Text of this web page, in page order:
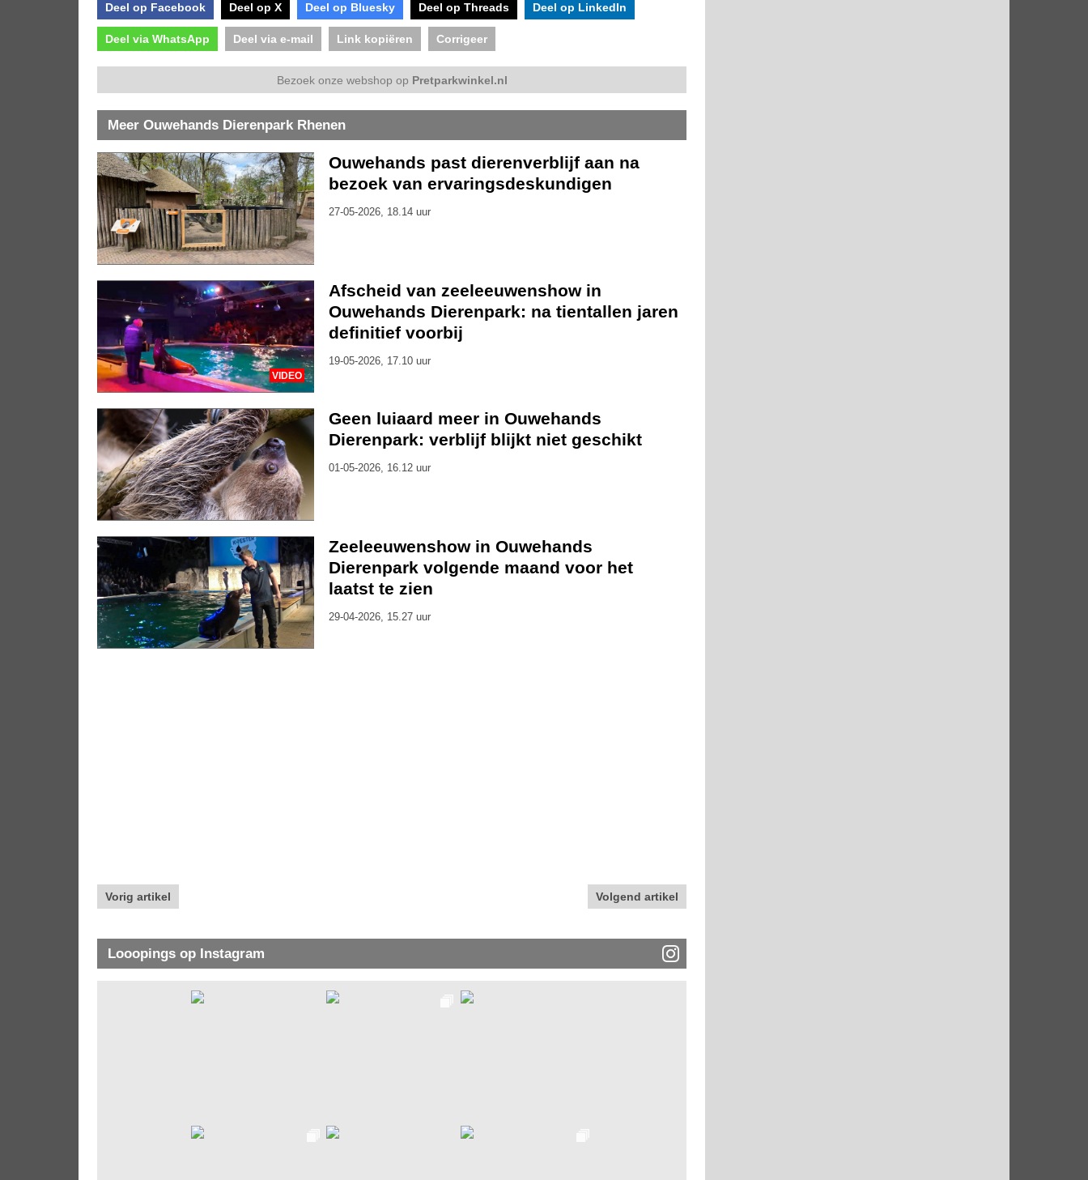
Deel op Facebook Deel op X Deel op Bluesky Deel op Threads Deel op LinkedIn
Deel via WhatsApp Deel via e-mail Link kopiëren Corrigeer
Bezoek onze webshop op Pretparkwinkel.nl
Meer Ouwehands Dierenpark Rhenen
Ouwehands past dierenverblijf aan na
bezoek van ervaringsdeskundigen
27-05-2026, 18.14 uur
VIDEO
Afscheid van zeeleeuwenshow in
Ouwehands Dierenpark: na tientallen jaren
definitief voorbij
19-05-2026, 17.10 uur
Geen luiaard meer in Ouwehands
Dierenpark: verblijf blijkt niet geschikt
01-05-2026, 16.12 uur
Zeeleeuwenshow in Ouwehands
Dierenpark volgende maand voor het
laatst te zien
29-04-2026, 15.27 uur
Vorig artikel Volgend artikel
Looopings op Instagram